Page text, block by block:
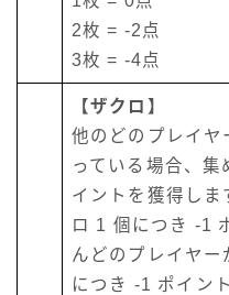
2枚 = -2点
3枚 = -4点
【ザクロ】
他のどのプレイヤ
っている場合、
イントを獲得しま
ロ 1 個につき -1
んどのプレイヤ
につき -1 ポイン